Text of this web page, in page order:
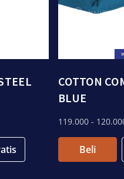
COTTON
BLUE
119.000 -
Beli